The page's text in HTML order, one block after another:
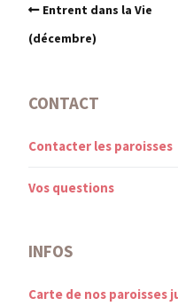
Entrent dans la Vie
(décembre)
CONTACT
Contacter les paroisses
Vos questions
INFOS
Carte de nos paroisses